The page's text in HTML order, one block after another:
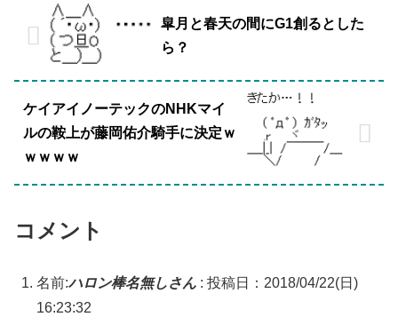
皐月と春天の間にG1創るとした
ら？
ケイアイノーテックのNHKマイ
ルの鞍上が藤岡佑介騎手に決定ｗ
ｗｗｗｗ
コメント
名前:ハロン棒名無しさん : 投稿日：2018/04/22(日)
16:23:32